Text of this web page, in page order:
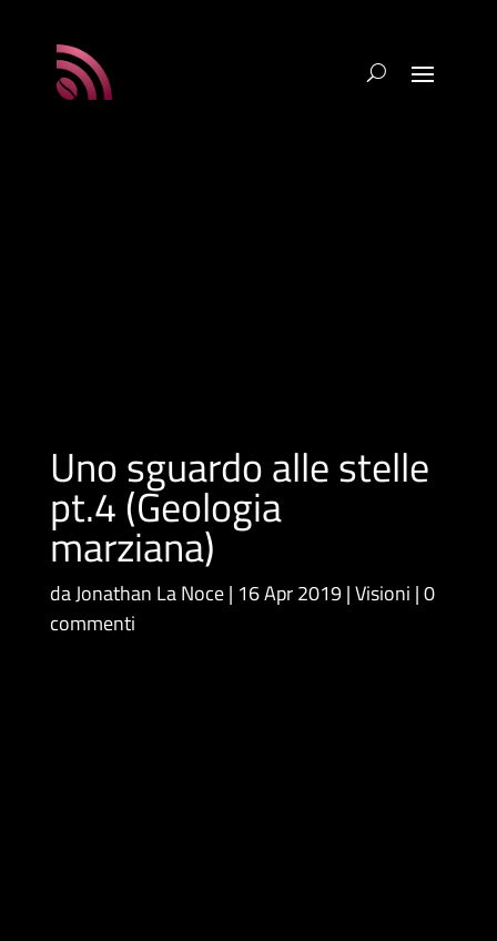
Uno sguardo alle stelle
pt.4 (Geologia
marziana)
daJonathan La Noce 16 Apr 2019 Visioni 0
commenti